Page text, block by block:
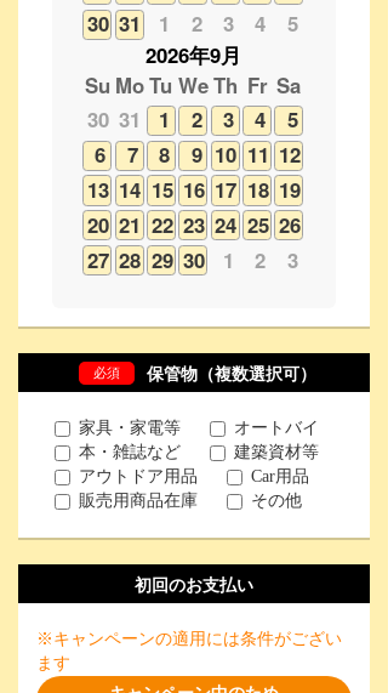
30 31 1 2 3 4
5
6
7 8 10 11
12
16 17 18 19
20 21 22 23 24 25 26
27 28 29 30 1 2 3
必須 保管物（複数選択可）
家具・家電等
オートバイ
本・雑誌など
建築資材等
アウトドア用品
Car用品
販売用商品在庫
その他
初回のお支払い
※キャンペーンの適用には条件がござい
ます